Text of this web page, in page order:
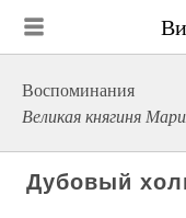
Воспоминания
Великая княгиня
Дубовый